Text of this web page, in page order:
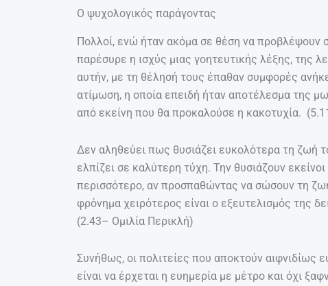
Ο ψυχολογικός παράγοντας
Πολλοί, ενώ ήταν ακόμα σε θέση να προβλέψουν
παρέσυρε η ισχύς μιας γοητευτικής λέξης, της
αυτήν, με τη θέλησή τους έπαθαν συμφορές
ατίμωση, η οποία επειδή ήταν αποτέλεσμα της
από εκείνη που θα προκαλούσε η κακοτυχία.
Δεν αληθεύει πως θυσιάζει ευκολότερα τη ζωή
ελπίζει σε καλύτερη τύχη. Την θυσιάζουν
περισσότερο, αν προσπαθώντας να σώσουν τη
φρόνημα χειρότερος είναι ο εξευτελισμός της
(2.43– Ομιλία Περικλή)
Συνήθως, οι πολιτείες που αποκτούν αιφνιδίως
είναι να έρχεται η ευημερία με μέτρο και όχι